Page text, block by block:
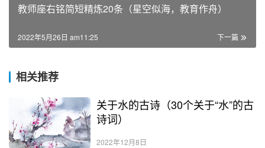
教师座右铭简短精炼20条（星空似海，教育作舟）
下一篇
2022年5月26日 am11:25
相关推荐
关于水的古诗（30个关于“水”的古
诗词）
2022年12月8日